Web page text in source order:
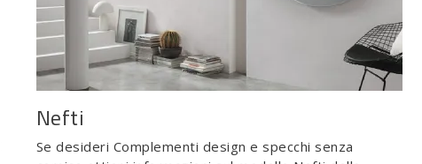
Nefti
Se desideri Complementi design e specchi senza